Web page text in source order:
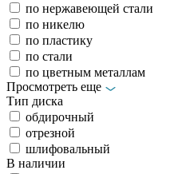
по нержавеющей стали
по никелю
по пластику
по стали
по цветным металлам
Просмотреть еще
Тип диска
обдирочный
отрезной
шлифовальный
В наличии